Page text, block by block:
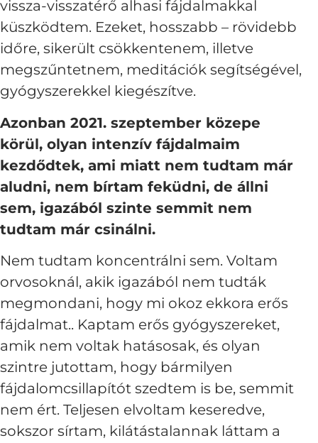
vissza-visszatérő alhasi fájdalmakkal
küszködtem. Ezeket, hosszabb – rövidebb
időre, sikerült csökkentenem, illetve
megszűntetnem, meditációk segítségével,
gyógyszerekkel kiegészítve.
Azonban 2021. szeptember közepe
körül, olyan intenzív fájdalmaim
kezdődtek, ami miatt nem tudtam már
aludni, nem bírtam feküdni, de állni
sem, igazából szinte semmit nem
tudtam már csinálni.
Nem tudtam koncentrálni sem. Voltam
orvosoknál, akik igazából nem tudták
megmondani, hogy mi okoz ekkora erős
fájdalmat.. Kaptam erős gyógyszereket,
amik nem voltak hatásosak, és olyan
szintre jutottam, hogy bármilyen
fájdalomcsillapítót szedtem is be, semmit
nem ért. Teljesen elvoltam keseredve,
sokszor sírtam, kilátástalannak láttam a